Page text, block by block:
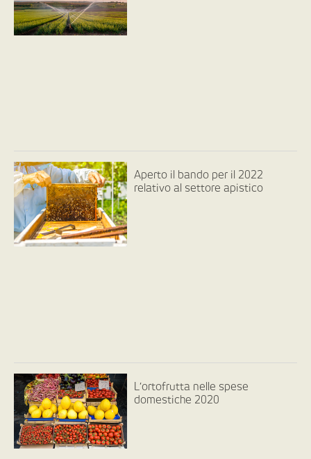
Aperto il bando per il 2022
relativo al settore apistico
L’ortofrutta nelle spese
domestiche 2020